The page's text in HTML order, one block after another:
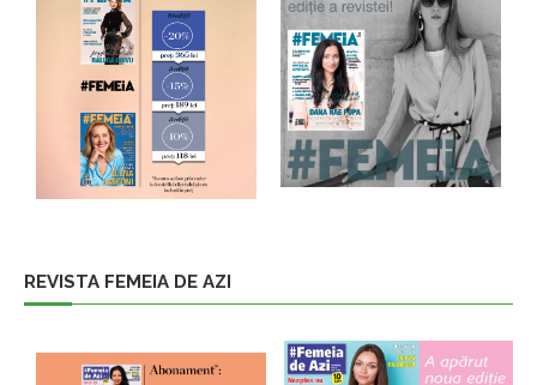
REVISTA FEMEIA DE AZI